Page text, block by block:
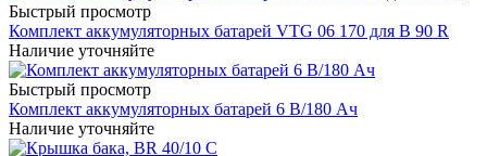
Быстрый просмотр
Комплект аккумуляторных батарей VTG 06 170 для B 90 R
Наличие уточняйте
Быстрый просмотр
Комплект аккумуляторных батарей 6 В/180 Ач
Наличие уточняйте